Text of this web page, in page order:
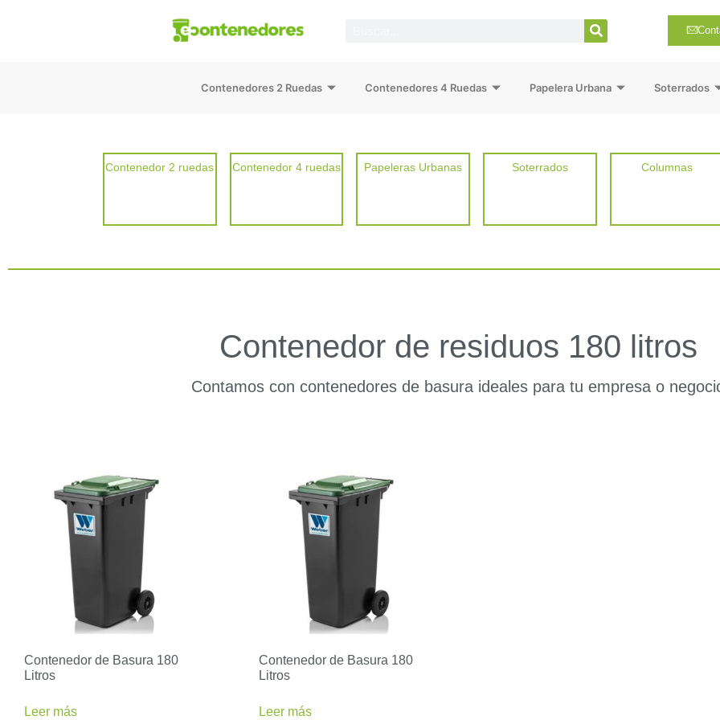
Contenedores 2 Ruedas Contenedores 4 Ruedas Papelera Urbana Soterrados
Contenedor 2 ruedas Contenedor 4 ruedas Papeleras Urbanas Soterrados Columnas
Contenedor de residuos 180 litros
Contamos con contenedores de basura ideales para tu empresa o
Contenedor de Basura 180
Litros
Leer más
Contenedor de Basura 180
Litros
Leer más